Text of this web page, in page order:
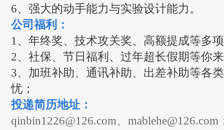
6、强大的动手能力与实验设计能力。
公司福利：
1、年终奖、技术攻关奖、高额提成等多
2、社保、节日福利、过年超长假期等你
3、加班补助、通讯补助、出差补助等各
忧；
投递简历地址：
qinbin1226@126.com、mablehe@126.com